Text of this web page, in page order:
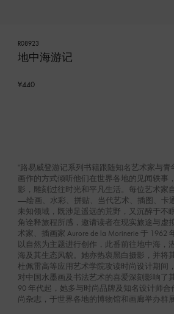
R08923
地中海游记
¥440
"路易威登游记系列书籍跟随知名艺术家与
画作的方式倾听他们在世界各地的见闻轶事
影，雕刻过往时光和平凡生活。每位艺术家
——绘画、水彩、拼贴、当代艺术、插图、卡
未知领域，既涉足遥远的荒野，又沉醉于不
角诠释旅程所感，邀请读者在现实旅途与虚
术家、插画家 Aurore de la Morinerie 于 1962
以自然为主题进行创作，此番前往地中海，
海及其生态风貌。她亦热衷黑白摄影，并将
杜佩雷高等应用艺术学院攻读时尚设计期间
对中国水墨画及书法艺术的喜爱深刻影响了
90 年代起，她多与时尚品牌及知名设计师
尚杂志，于世界各地的博物馆和画廊举办群